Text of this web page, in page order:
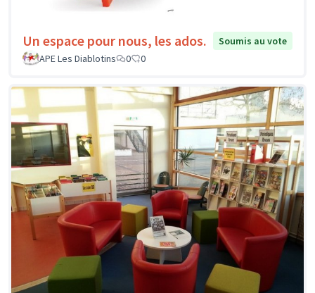
Un espace pour nous, les ados.
Soumis au vote
APE Les Diablotins
0 0